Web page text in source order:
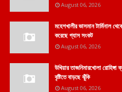
August 06, 2026
মহেশখালীর ভাসমান টার্মিনাল
করেছে গ্যাস সংকট
August 06, 2026
উখিয়ার তাজনিমারখোলা রোহিঙ্গা
বৃষ্টিতে বাড়ছে ঝুঁকি
August 06, 2026